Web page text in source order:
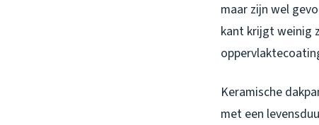
maar zijn wel
kant krijgt weinig
Keramische
met een